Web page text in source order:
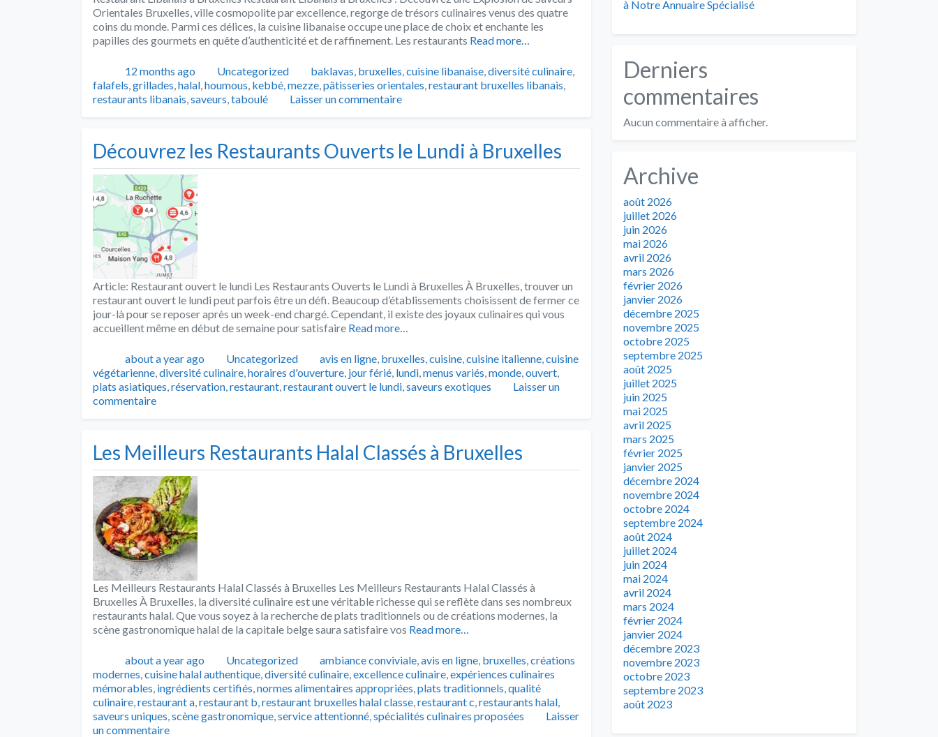
Orientales Bruxelles, ville cosmopolite par excellence, regorge de trésors culinaires venus des quatre
coins du monde. Parmi ces délices, la cuisine libanaise occupe une place de choix et enchante les
papilles des gourmets en quête d’authenticité et de raffinement. Les restaurants Read more…
Publié12 months ago Catégories
Uncategorized Tags
baklavas, bruxelles,cuisine libanaise,diversité culinaire,
falafels,grillades,halal,houmous, kebbé,mezze,pâtisseries orientales,restaurant bruxelles libanais,
restaurants libanais,saveurs,taboulé Laisser un commentaire
Découvrez les Restaurants Ouverts le Lundi à Bruxelles
Article: Restaurant ouvert le lundi Les Restaurants Ouverts le Lundi à Bruxelles À Bruxelles, trouver un
restaurant ouvert le lundi peut parfois être un défi. Beaucoup d’établissements choisissent de fermer ce
jour-là pour se reposer après un week-end chargé. Cependant, il existe des joyaux culinaires qui vous
accueillent même en début de semaine pour satisfaire Read more…
Publié
about a year ago Catégories
Uncategorized Tags
avis en ligne, bruxelles,cuisine,cuisine italienne,cuisine
végétarienne,diversité culinaire,horaires d'ouverture, jour férié, lundi,menus variés,monde,ouvert,
plats asiatiques,réservation,restaurant,restaurant ouvert le lundi,saveurs exotiques
Laisser un
commentaire
Les Meilleurs Restaurants Halal Classés à Bruxelles
Les Meilleurs Restaurants Halal Classés à Bruxelles Les Meilleurs Restaurants Halal Classés à
Bruxelles À Bruxelles, la diversité culinaire est une véritable richesse qui se reflète dans ses nombreux
restaurants halal. Que vous soyez à la recherche de plats traditionnels ou de créations modernes, la
scène gastronomique halal de la capitale belge saura satisfaire vos Read more…
Publié
about a year ago Catégories
Uncategorized Tags
ambiance conviviale,avis en ligne, bruxelles,créations
modernes,cuisine halal authentique,diversité culinaire,excellence culinaire,expériences culinaires
mémorables, ingrédients certifiés,normes alimentaires appropriées,plats traditionnels,qualité
culinaire,restaurant a,restaurant b,restaurant bruxelles halal classe,restaurant c,restaurants halal,
saveurs uniques,scène gastronomique,service attentionné,spécialités culinaires proposées
Laisser
un commentaire
à Notre Annuaire Spécialisé
Derniers
commentaires
Aucun commentaire à afficher.
Archive
août 2026
juillet 2026
juin 2026
mai 2026
avril 2026
mars 2026
février 2026
janvier 2026
décembre 2025
novembre 2025
octobre 2025
septembre 2025
août 2025
juillet 2025
juin 2025
mai 2025
avril 2025
mars 2025
février 2025
janvier 2025
décembre 2024
novembre 2024
octobre 2024
septembre 2024
août 2024
juillet 2024
juin 2024
mai 2024
avril 2024
mars 2024
février 2024
janvier 2024
décembre 2023
novembre 2023
octobre 2023
septembre 2023
août 2023